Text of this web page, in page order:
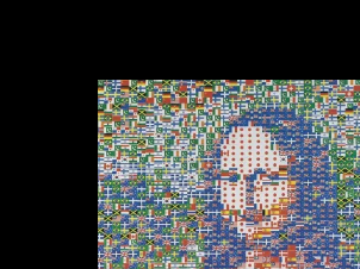
M+藏品
进一步筛选